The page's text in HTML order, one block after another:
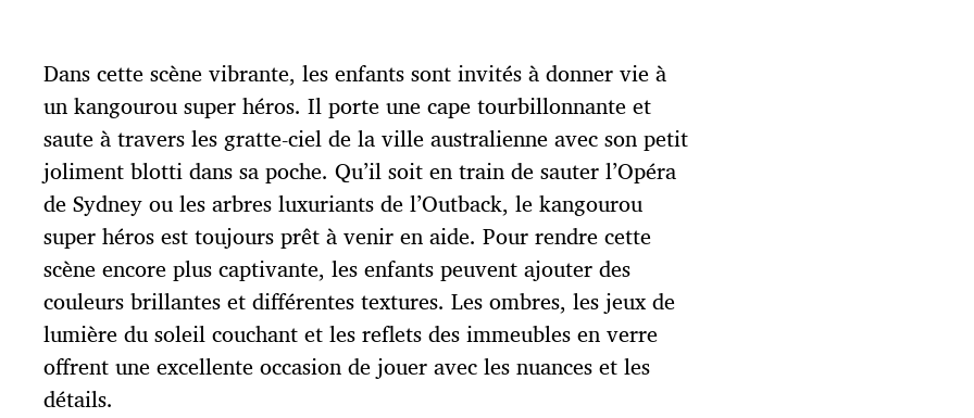
e
p
u
b
l
i
c
a
t
i
o
n
Dans cette scène vibrante, les enfants sont invités à donner vie à
un kangourou super héros. Il porte une cape tourbillonnante et
saute à travers les gratte-ciel de la ville australienne avec son petit
joliment blotti dans sa poche. Qu’il soit en train de sauter l’Opéra
de Sydney ou les arbres luxuriants de l’Outback, le kangourou
super héros est toujours prêt à venir en aide. Pour rendre cette
scène encore plus captivante, les enfants peuvent ajouter des
couleurs brillantes et différentes textures. Les ombres, les jeux de
lumière du soleil couchant et les reflets des immeubles en verre
offrent une excellente occasion de jouer avec les nuances et les
détails.